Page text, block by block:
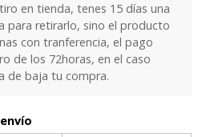
en tienda, tenes 15 días una
para retirarlo, sino el producto
con tranferencia, el pago
de los 72horas, en el caso
de baja tu compra.